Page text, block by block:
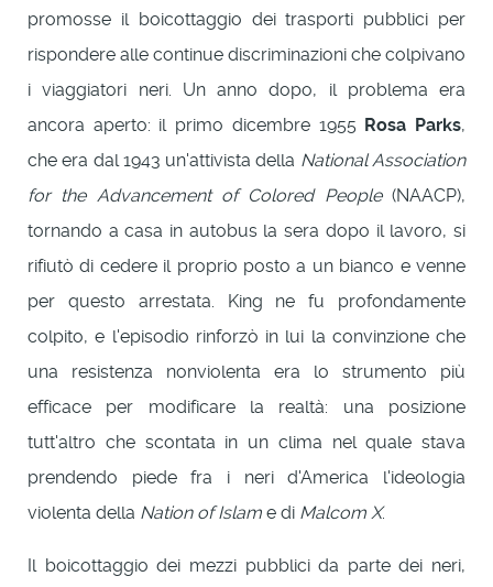
promosse il boicottaggio dei trasporti pubblici per
rispondere alle continue discriminazioni che colpivano
i viaggiatori neri. Un anno dopo, il problema era
ancora aperto: il primo dicembre 1955 Rosa Parks,
che era dal 1943 un'attivista della National Association
for the Advancement of Colored People(NAACP),
tornando a casa in autobus la sera dopo il lavoro, si
rifiutò di cedere il proprio posto a un bianco e venne
per questo arrestata. King ne fu profondamente
colpito, e l'episodio rinforzò in lui la convinzione che
una resistenza nonviolenta era lo strumento più
efficace per modificare la realtà: una posizione
tutt'altro che scontata in un clima nel quale stava
prendendo piede fra i neri d'America l'ideologia
violenta della Nation of Islam e di Malcom X.
Il boicottaggio dei mezzi pubblici da parte dei neri,